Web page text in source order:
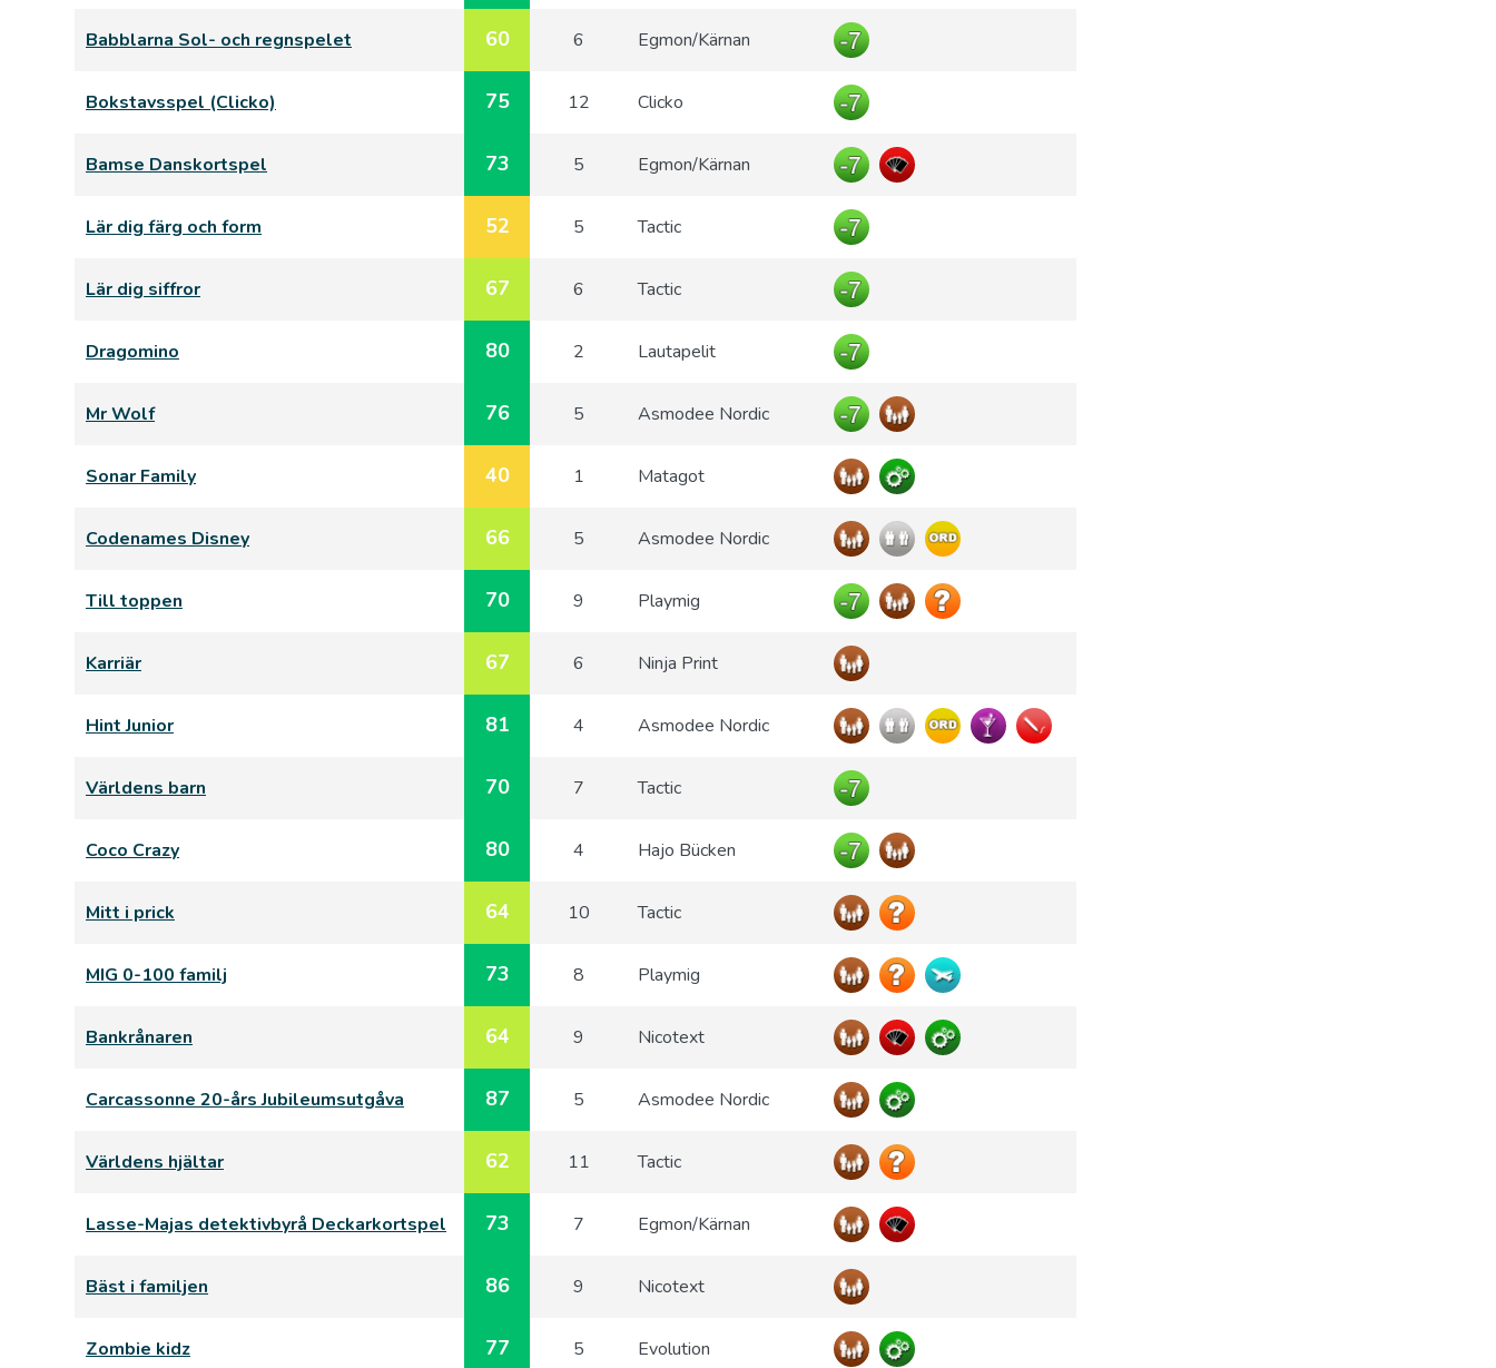
Babblarna Sol- och regnspelet 60 6 Egmon/Kärnan
Bokstavsspel (Clicko) 75 12 Clicko
Bamse Danskortspel 73 5 Egmon/Kärnan
Lär dig färg och form 52 5 Tactic
Lär dig siffror 67 6 Tactic
Dragomino 80 2 Lautapelit
Mr Wolf 76 5 Asmodee Nordic
Sonar Family 40 1 Matagot
Codenames Disney 66 5 Asmodee Nordic
Till toppen 70 9 Playmig
Karriär 67 6 Ninja Print
Hint Junior 81 4 Asmodee Nordic
Världens barn 70 7 Tactic
Coco Crazy 80 4 Hajo Bücken
Mitt i prick 64 10 Tactic
MIG 0-100 familj 73 8 Playmig
Bankrånaren 64 9 Nicotext
Carcassonne 20-års Jubileumsutgåva 87 5 Asmodee Nordic
Världens hjältar 62 11 Tactic
Lasse-Majas detektivbyrå Deckarkortspel 73 7 Egmon/Kärnan
Bäst i familjen 86 9 Nicotext
Zombie kidz 77 5 Evolution